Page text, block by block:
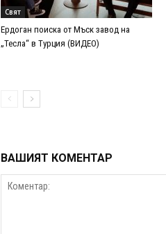
Свят
Ердоган поиска от Мъск завод на
„Тесла“ в Турция (ВИДЕО)
ВАШИЯТ КОМЕНТАР